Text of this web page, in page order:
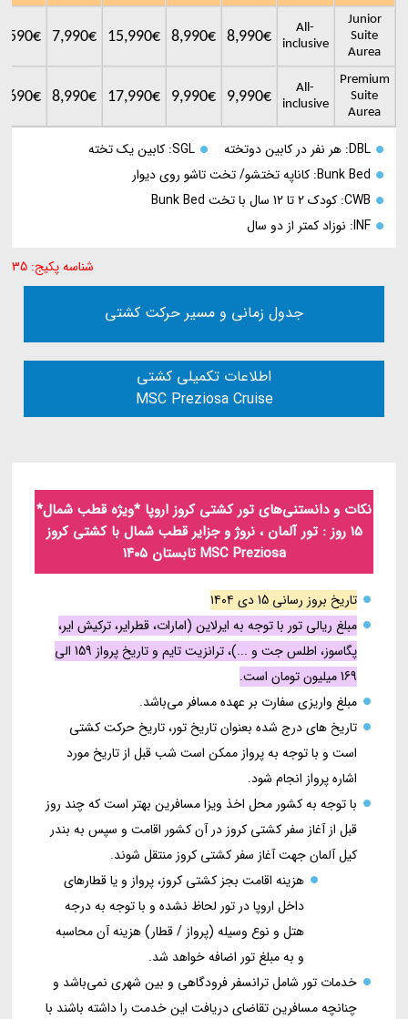
Junior
Suite
Aurea
All-
inclusive
8,990€
8,990€
15,990€
7,990€
Premium
Suite
Aurea
All-
inclusive
9,990€
9,990€
17,990€
8,990€
DBL: هر نفر در کابین دوتخته
SGL: کابین یک تخته
Bunk Bed: کاناپه تختشو/ تخت تاشو روی دیوار
CWB: کودک 2 تا 12 سال با تخت Bunk Bed
INF: نوزاد کمتر از دو سال
شناسه پکیج: 35
جدول زمانی و مسیر حرکت کشتی
اطلاعات تکمیلی کشتی
MSC Preziosa Cruise
نکات و دانستنی‌های تور کشتی کروز اروپا *ویژه قطب شمال*
15 روز : تور آلمان ، نروژ و جزایر قطب شمال با کشتی کروز
MSC Preziosa تابستان ۱۴۰۵
تاریخ بروز رسانی 15 دی ۱۴۰۴
مبلغ ریالی تور با توجه به ایرلاین (امارات، قطرایر، ترکیش ایر،
پگاسوز، اطلس جت و ...)، ترانزیت تایم و تاریخ پرواز 159 الی
169 میلیون تومان است.
مبلغ واریزی سفارت بر عهده مسافر می‌باشد.
تاریخ های درج شده بعنوان تاریخ تور، تاریخ حرکت کشتی
است و با توجه به پرواز ممکن است شب قبل از تاریخ مورد
اشاره پرواز انجام شود.
با توجه به کشور محل اخذ ویزا مسافرین بهتر است که چند روز
قبل از آغاز سفر کشتی کروز در آن کشور اقامت و سپس به بندر
کیل آلمان جهت آغاز سفر کشتی کروز منتقل شوند.
هزینه اقامت بجز کشتی کروز، پرواز و یا قطارهای
داخل اروپا در تور لحاظ نشده و با توجه به درجه
هتل و نوع وسیله (پرواز / قطار) هزینه آن محاسبه
و به مبلغ تور اضافه خواهد شد.
خدمات تور شامل ترانسفر فرودگاهی و بین شهری نمی‌باشد و
چنانچه مسافرین تقاضای دریافت این خدمت را داشته باشند با